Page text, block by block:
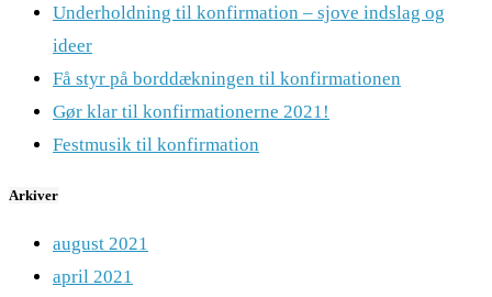
Underholdning til konfirmation – sjove indslag og
ideer
Få styr på borddækningen til konfirmationen
Gør klar til konfirmationerne 2021!
Festmusik til konfirmation
Arkiver
august 2021
april 2021